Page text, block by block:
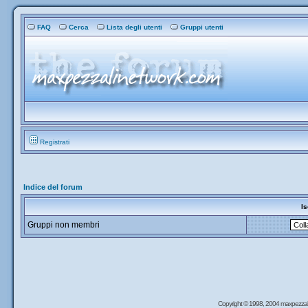
FAQ Cerca Lista degli utenti Gruppi utenti
Registrati
Indice del forum
Gruppi non membri
Copyright © 1998, 2004